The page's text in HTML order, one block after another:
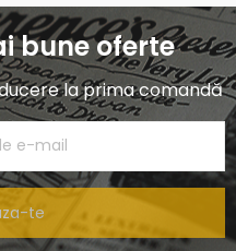
bune oferte
la prima comandă
te